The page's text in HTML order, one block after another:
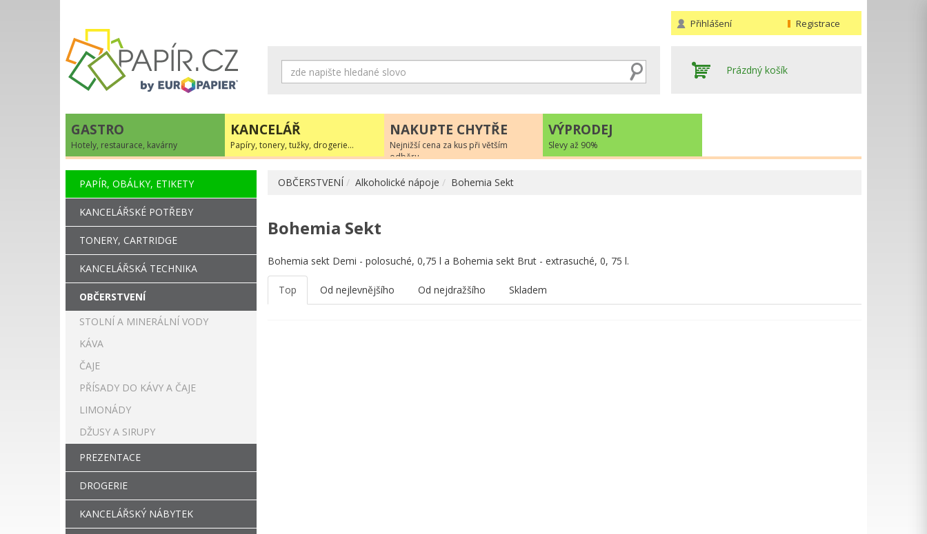
Přihlášení Registrace
Prázdný košík
GASTRO
Hotely, restaurace, kavárny
KANCELÁŘ
Papíry, tonery, tužky, drogerie...
NAKUPTE CHYTŘE
Nejnižší cena za kus při větším
odběru
VÝPRODEJ
Slevy až 90%
OBČERSTVENÍ Alkoholické nápoje Bohemia Sekt
Bohemia Sekt
Bohemia sekt Demi - polosuché, 0,75 l a Bohemia sekt Brut - extrasuché, 0, 75 l.
Top Od nejlevnějšího Od nejdražšího Skladem
PAPÍR, OBÁLKY, ETIKETY
KANCELÁŘSKÉ POTŘEBY
TONERY, CARTRIDGE
KANCELÁŘSKÁ TECHNIKA
OBČERSTVENÍ
STOLNÍ A MINERÁLNÍ VODY
KÁVA
ČAJE
PŘÍSADY DO KÁVY A ČAJE
LIMONÁDY
DŽUSY A SIRUPY
PREZENTACE
DROGERIE
KANCELÁŘSKÝ NÁBYTEK